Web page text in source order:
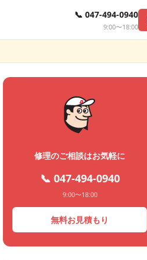
📞 047-494-0940
9:00〜18:00
修理のご相談はお気軽に
📞 047-494-0940
9:00〜18:00
無料お見積もり